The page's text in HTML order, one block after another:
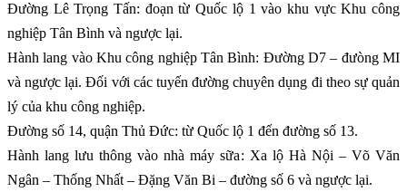
Đường Lê Trọng Tấn: đoạn từ Quốc lộ 1 vào khu vực Khu công
nghiệp Tân Bình và ngược lại.
Hành lang vào Khu công nghiệp Tân Bình: Đường D7 – đưòng MI
và ngược lại. Đối với các tuyến đường chuyên dụng đi theo sự quản
lý của khu công nghiệp.
Đường số 14, quận Thủ Đức: từ Quốc lộ 1 đến đường số 13.
Hành lang lưu thông vào nhà máy sữa: Xa lộ Hà Nội – Võ Văn
Ngân – Thống Nhất – Đặng Văn Bi – đường số 6 và ngược lại.